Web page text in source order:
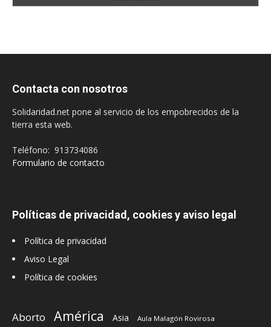
Contacta con nosotros
Solidaridad.net pone al servicio de los empobrecidos de la
tierra esta web.
Teléfono: 913734086
Formulario de contacto
Políticas de privacidad, cookies y aviso legal
Política de privacidad
Aviso Legal
Política de cookies
Aborto América Asia Aula Malagón Rovirosa